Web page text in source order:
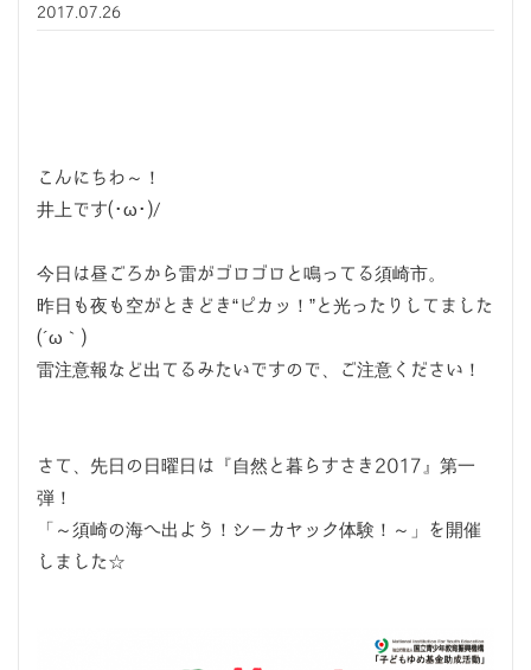
2017.07.26
こんにちわ～！
井上です(･ω･)/
今日は昼ごろから雷がゴロゴロと鳴ってる須崎市。
昨日も夜も空がときどき“ピカッ！”と光ったりしてました
(´ω｀)
雷注意報など出てるみたいですので、ご注意ください！
さて、先日の日曜日は『自然と暮らすさき2017』第一
弾！
「～須崎の海へ出よう！シーカヤック体験！～」を開催
しました☆